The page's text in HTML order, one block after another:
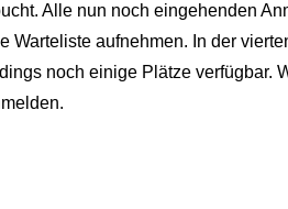
Alle nun noch eingehenden
Warteliste aufnehmen. In der
noch einige Plätze verfügbar.